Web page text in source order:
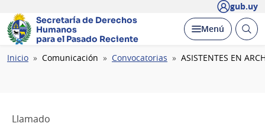
gub.uy
Secretaría de Derechos
Humanos
para el Pasado Reciente
Desplegar
Menú Abrir
Ruta
Inicio Comunicación Convocatorias ASISTENTES EN
Llamado